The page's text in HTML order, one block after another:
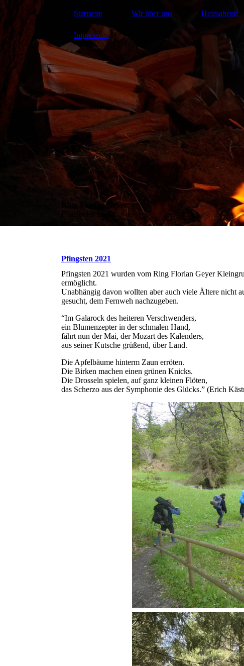
Startseite Wir über uns Heimabend
Impressum
Ring Florian Geyer
Pfadfinder Iserlohn
Pfingsten 2021
Pfingsten 2021 wurden vom Ring Florian Geyer
ermöglicht.
Unabhängig davon wollten aber auch viele Ältere nicht
gesucht, dem Fernweh nachzugeben.
“Im Galarock des heiteren Verschwenders,
ein Blumenzepter in der schmalen Hand,
fährt nun der Mai, der Mozart des Kalenders,
aus seiner Kutsche grüßend, über Land.
Die Apfelbäume hinterm Zaun erröten.
Die Birken machen einen grünen Knicks.
Die Drosseln spielen, auf ganz kleinen Flöten,
das Scherzo aus der Symphonie des Glücks.” (Erich